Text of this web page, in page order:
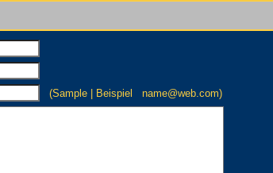
(Sample | Beispiel name@web.com)